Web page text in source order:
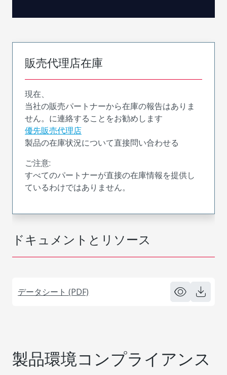
ドキュメントとリソース
データシート (PDF)
販売代理店在庫
現在、
当社の販売パートナーから在庫の報告はありま
せん。に連絡することをお勧めします
優先販売代理店
製品の在庫状況について直接問い合わせる
ご注意:
すべてのパートナーが直接の在庫情報を提供し
ているわけではありません。
製品環境コンプライアンス